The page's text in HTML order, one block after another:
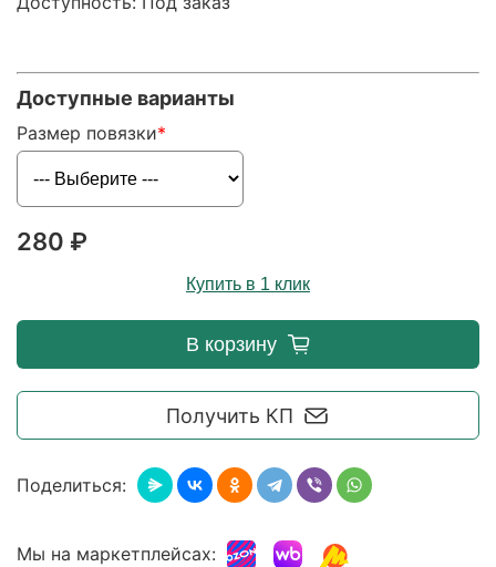
Доступные варианты
Размер повязки
280 ₽
Купить в 1 клик
Получить КП
В корзину
Поделиться:
Мы на маркетплейсах: